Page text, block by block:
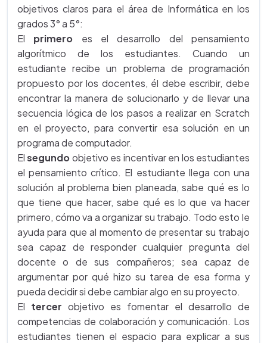
objetivos claros para el área de Informática en los
grados 3° a 5°:
El primero es el desarrollo del pensamiento
algorítmico de los estudiantes. Cuando un
estudiante recibe un problema de programación
propuesto por los docentes, él debe escribir, debe
encontrar la manera de solucionarlo y de llevar una
secuencia lógica de los pasos a realizar en Scratch
en el proyecto, para convertir esa solución en un
programa de computador.
Elsegundoobjetivo es incentivar en los estudiantes
el pensamiento crítico. El estudiante llega con una
solución al problema bien planeada, sabe qué es lo
que tiene que hacer, sabe qué es lo que va hacer
primero, cómo va a organizar su trabajo. Todo esto le
ayuda para que al momento de presentar su trabajo
sea capaz de responder cualquier pregunta del
docente o de sus compañeros; sea capaz de
argumentar por qué hizo su tarea de esa forma y
pueda decidir si debe cambiar algo en su proyecto.
El tercer objetivo es fomentar el desarrollo de
competencias de colaboración y comunicación. Los
estudiantes tienen el espacio para explicar a sus